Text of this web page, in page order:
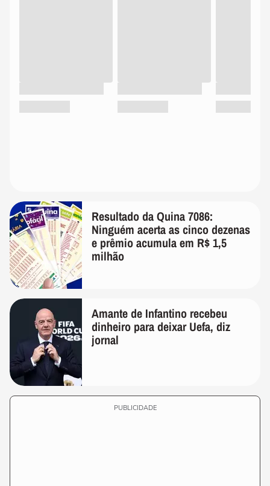
Resultado da Quina 7086:
Ninguém acerta as cinco dezenas
e prêmio acumula em R$ 1,5
milhão
Amante de Infantino recebeu
dinheiro para deixar Uefa, diz
jornal
PUBLICIDADE